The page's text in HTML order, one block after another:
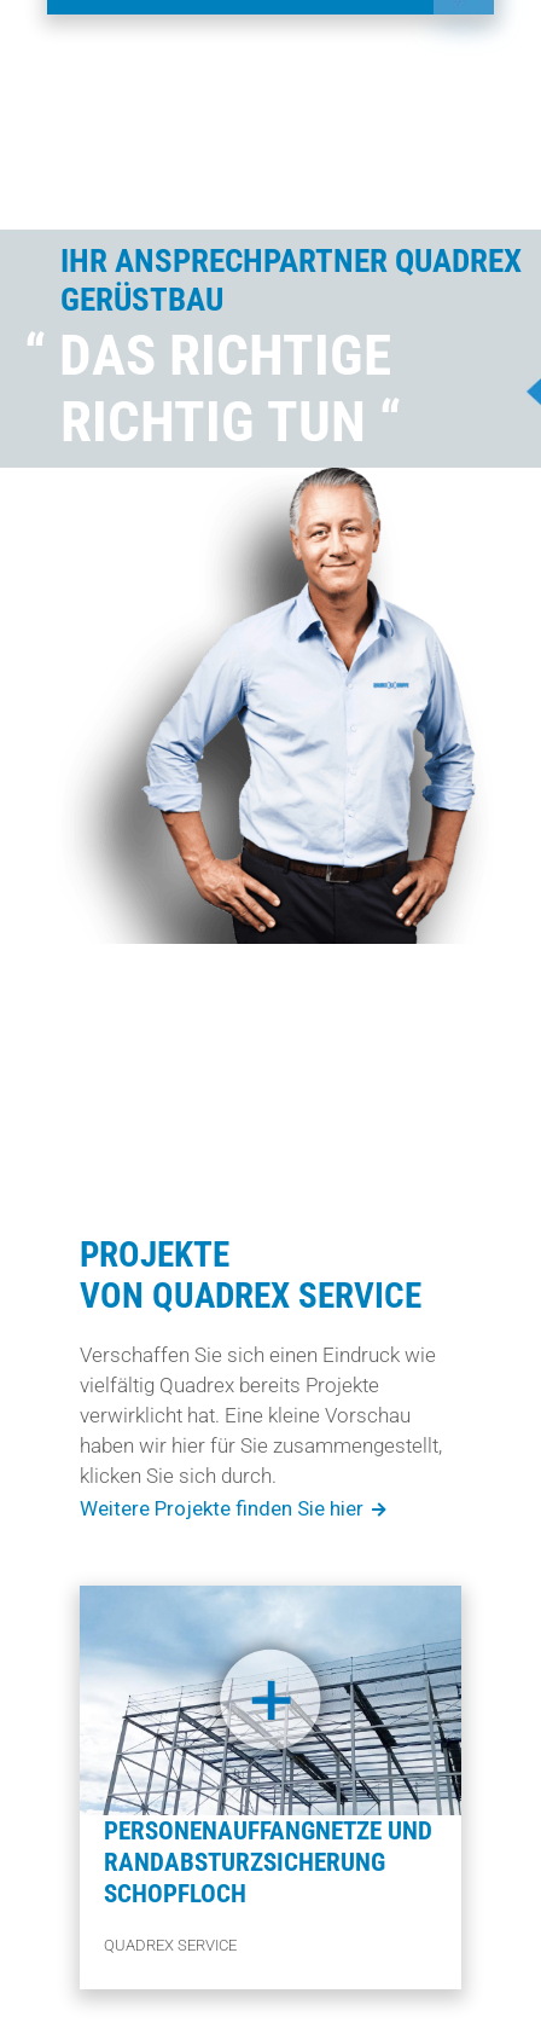
IHR ANSPRECHPARTNER QUADREX
GERÜSTBAU
“ DAS RICHTIGE
RICHTIG TUN “
PROJEKTE
VON QUADREX SERVICE
Verschaffen Sie sich einen Eindruck wie
vielfältig Quadrex bereits Projekte
verwirklicht hat. Eine kleine Vorschau
haben wir hier für Sie zusammengestellt,
klicken Sie sich durch.
Weitere Projekte finden Sie hier
PERSONENAUFFANG­NETZE UND
RANDABSTURZ­SICHERUNG
SCHOPFLOCH
QUADREX SERVICE